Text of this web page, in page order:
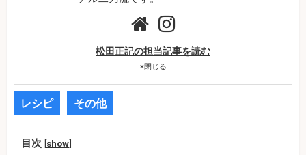
松田正記の担当記事を読む
×閉じる
レシピ その他
目次 [show]